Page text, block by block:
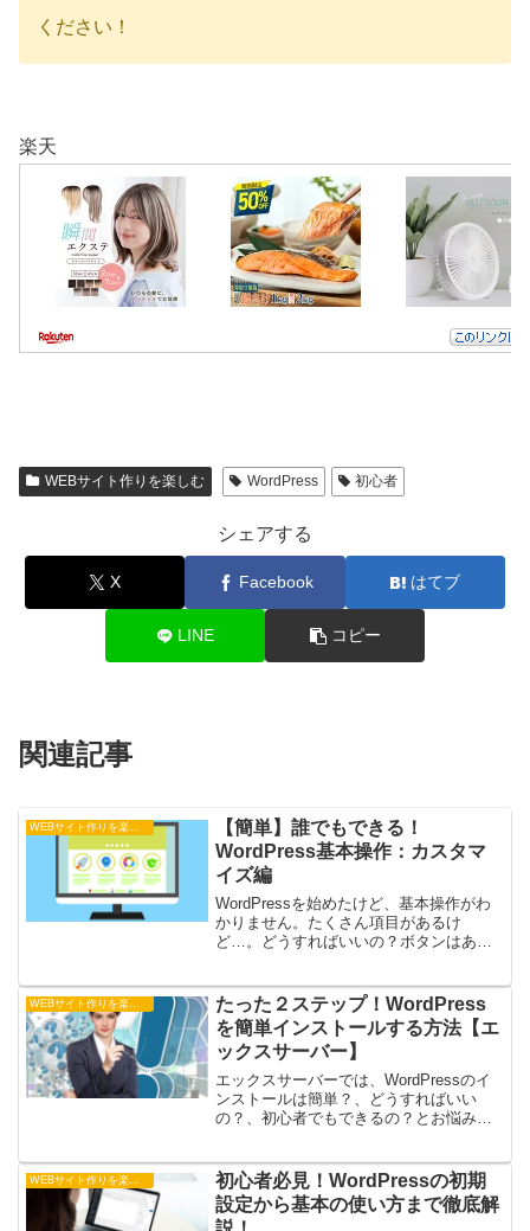
ください！
楽天
WEBサイト作りを楽しむ WordPress 初心者
シェアする
X Facebook はてブ
LINE コピー
関連記事
【簡単】誰でもできる！
WordPress基本操作：カスタマ
イズ編
WordPressを始めたけど、基本操作がわ
かりません。たくさん項目があるけ
ど…。どうすればいいの？ボタンはある
回は、カスタマイズ機能になります。カ
スタマイズを利用できるようになりまし
ょう！
WEBサイト作りを楽しむ
たった２ステップ！WordPress
を簡単インストールする方法【エ
ックスサーバー】
エックスサーバーでは、WordPressのイ
ンストールは簡単？、どうすればいい
の？、初心者でもできるの？とお悩みで
なインストール方法を解説していきま
す。この記事は以下のような人におすす
め！簡単なインストール方法を知りた
WEBサイト作りを楽しむ
初心者必見！WordPressの初期
設定から基本の使い方まで徹底解